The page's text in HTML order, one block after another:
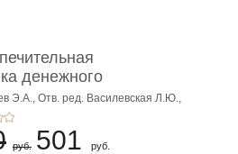
денежного
...
Э.А., Отв. ред. Василевская Л.Ю.,
Каретина М.Г.
руб. 501 руб.